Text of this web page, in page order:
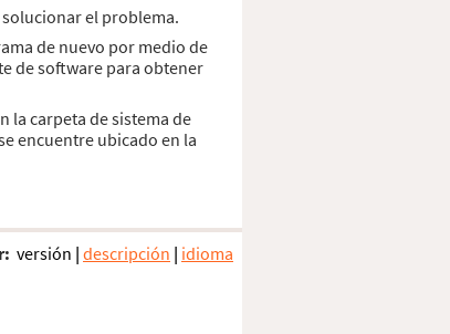
el problema.
de nuevo por medio de
de software para obtener
la carpeta de sistema de
encuentre ubicado en la
versión | descripción | idioma